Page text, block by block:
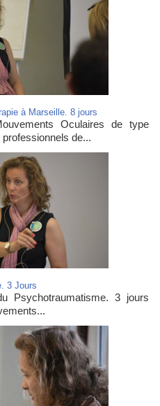
à Marseille. 8 jours
Oculaires de type
de...
3 Jours
Psychotraumatisme. 3 jours